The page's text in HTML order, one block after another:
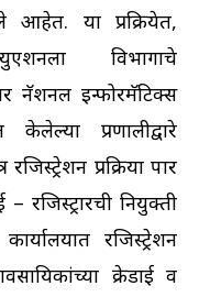
आहेत. या प्रक्रियेत,
विभागाचे
नॅशनल इन्फोरमॅटिक्स
प्रणालीद्वारे
प्रक्रिया पार
रजिस्ट्रारची नियुक्ती
रजिस्ट्रेशन
क्रेडाई व